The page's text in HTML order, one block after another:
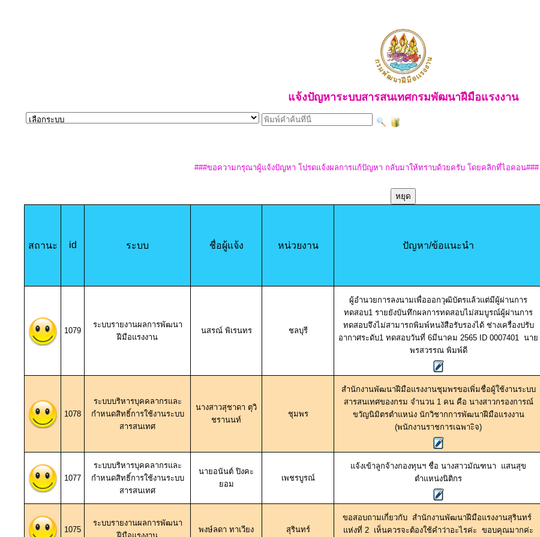
แจ้งปัญหาระบบสารสนเทศกรมพัฒนาฝีมือแรงงาน
###ขอความกรุณาผู้แจ้งปัญหา โปรดแจ้งผลการแก้ปัญหา กลับมาให้ทราบด้วยครับ โดยคลิกที่ไอคอน###
หยุด
สถานะ id ระบบ ชื่อผู้แจ้ง หน่วยงาน ปัญหา/ข้อแนะนำ
1079
ระบบรายงานผลการพัฒนา
ฝีมือแรงงาน
นสรณ์ พิเรนทร ชลบุรี
ผู้อำนวยการลงนามเพื่อออกวุฒิบัตรแล้วแต่มีผู้ผ่านการ
ทดสอบ1 รายยังบันทึกผลการทดสอบไม่สมบูรณ์ผู้ผ่านการ
ทดสอบจึงไม่สามารถพิมพ์หนงัสือรับรองได้ ช่างเครื่องปรับ
อากาศระดับ1 ทดสอบวันที่ 6มีนาคม 2565 ID 0007401 นาย
พรสวรรณ พิมพ์ดี
1078
ระบบบริหารบุคคลากรและ
กำหนดสิทธิ์การใช้งานระบบ
สารสนเทศ
นางสาวสุชาดา ตุวิ
ชรานนท์
ชุมพร
สำนักงานพัฒนาฝีมือแรงงานชุมพรขอเพิ่มชื่อผู้ใช้งานระบบ
สารสนเทศของกรม จำนวน 1 คน คือ นางสาวกรองการณ์
ขวัญนิมิตรตำแหน่ง นักวิชากการพัฒนาฝีมือแรงงาน
(พนักงานราชการเฉพาะิจ)
1077
ระบบบริหารบุคคลากรและ
กำหนดสิทธิ์การใช้งานระบบ
สารสนเทศ
นายอนันต์ ปิงคะ
ยอม
เพชรบูรณ์
แจ้งเข้าลูกจ้างกองทุนฯ ชื่อ นางสาวมัณฑนา แสนสุข
ตำแหน่งนิติกร
1075
ระบบรายงานผลการพัฒนา
พงษ์ลดา ทาเวียง สุรินทร์
ขอสอบถามเกี่ยวกับ สำนักงานพัฒนาฝีมือแรงงานสุรินทร์
แห่งที่ 2 เห็นควรจะต้องใช้คำว่าอะไรค่ะ ขอบคุณมากค่ะ